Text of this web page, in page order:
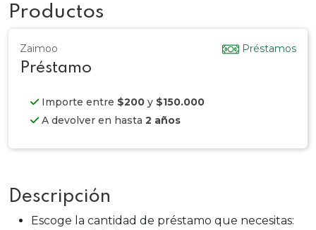
Productos
Zaimoo Préstamos
Préstamo
Importe entre $200 y $150.000
A devolver en hasta 2 años
Descripción
Escoge la cantidad de préstamo que necesitas: